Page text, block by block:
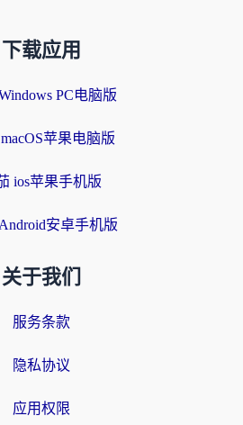
下载应用
PC电脑版
苹果电脑版
ios苹果手机版
安卓手机版
关于我们
服务条款
隐私协议
应用权限